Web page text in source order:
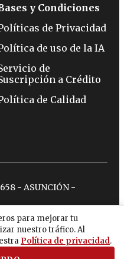
para mejorar tu
nuestro tráfico. Al
Política de privacidad.
y Condiciones
de Privacidad
de uso de la IA
de
a Crédito
de Calidad
- ASUNCIÓN -
youtubespotify